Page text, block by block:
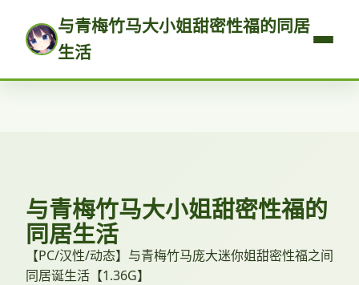
与青梅竹马大小姐甜密性福的同居
生活
与青梅竹马大小姐甜密性福的
同居生活
【PC/汉性/动态】与青梅竹马庞大迷你姐甜密性福之间
同居诞生活【1.36G】